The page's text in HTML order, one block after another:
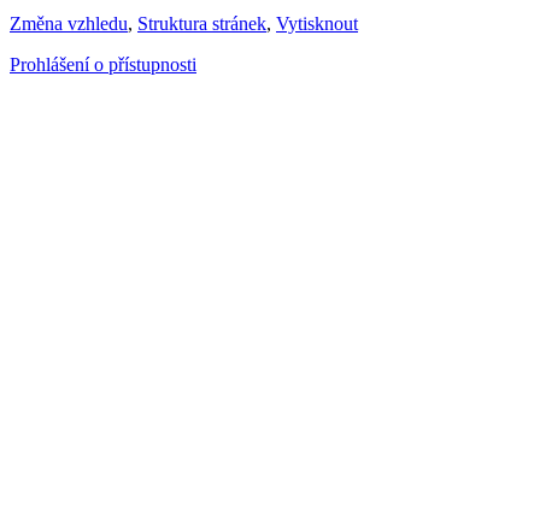
Změna vzhledu, Struktura stránek, Vytisknout
Prohlášení o přístupnosti